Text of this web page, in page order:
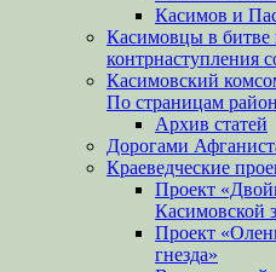
Касимов и
Касимовцы в
контрнаступления
Касимовский
По страницам
Архив статей
Дорогами
Краеведческие
Проект
Касимовской
Проект
гнезда»